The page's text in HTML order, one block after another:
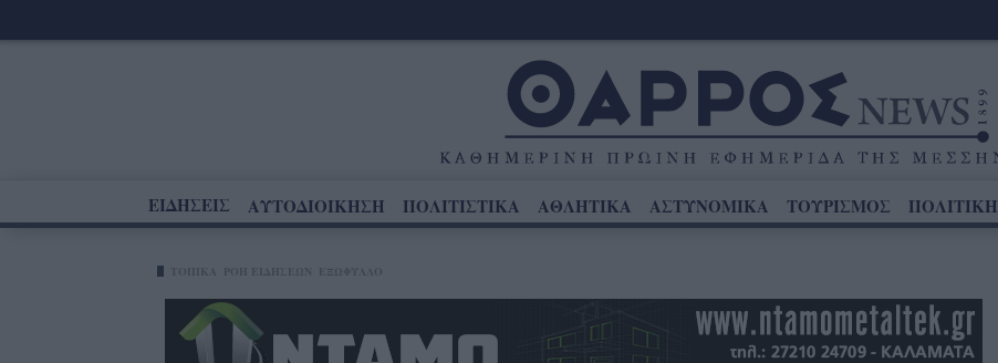
ΕΙΔΗΣΕΙΣ ΑΥΤΟΔΙΟΙΚΗΣΗ ΠΟΛΙΤΙΣΤΙΚΑ ΑΘΛΗΤΙΚΑ ΑΣΤΥΝΟΜΙΚΑ ΤΟΥΡΙΣΜΟΣ ΠΟΛΙΤΙΚΗ